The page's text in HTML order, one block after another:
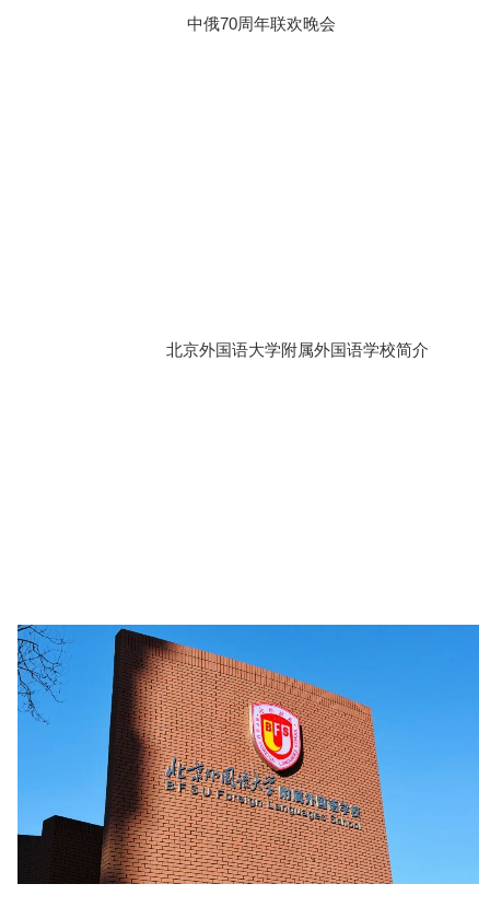
中俄70周年联欢晚会
北京外国语大学附属外国语学校简介